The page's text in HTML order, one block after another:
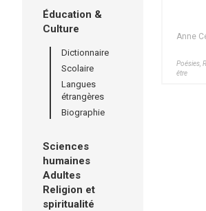
Éducation &
Culture
Dictionnaire
Scolaire
Langues
étrangères
Biographie
Sciences
humaines
Adultes
Religion et
spiritualité
Anne
Poésies,
être